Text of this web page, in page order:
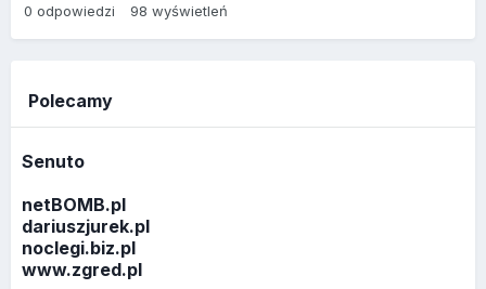
0 odpowiedzi 98 wyświetleń
Polecamy
Senuto
netBOMB.pl
dariuszjurek.pl
noclegi.biz.pl
www.zgred.pl